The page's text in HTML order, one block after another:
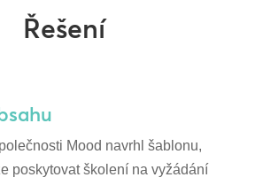
Řešení
Mood navrhl šablonu,
poskytovat školení na vyžádání